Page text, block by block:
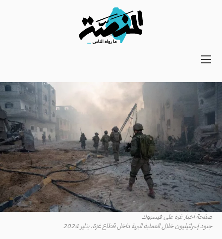
Main
Secondary
Navigation
صفحة أخبار غزة على فيسبوك
جنود إسرائيليون خلال العملية البرية داخل قطاع غزة، يناير 2024